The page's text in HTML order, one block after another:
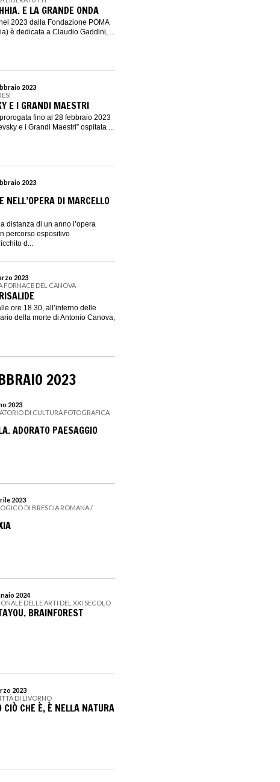
E LA GRANDE ONDA
2023 dalla Fondazione POMA
è dedicata a Claudio Gaddini, ...
2023
E I GRANDI MAESTRI
fino al 28 febbraio 2023
e i Grandi Maestri” ospitata ...
2023
NELL’OPERA DI MARCELLO
distanza di un anno l’opera
percorso espositivo
d...
2023
FORNACE DEL CANOVA
ore 18.30, all’interno delle
della morte di Antonio Canova,
2023
2023
DI CULTURA FOTOGRAFICA
ADORATO PAESAGGIO
2023
DI BRESCIA ROMANA /
2024
DELLE ARTI DEL XXI SECOLO
BRAINFOREST
2023
DI LIVORNO
CIÒ CHE È, È NELLA NATURA